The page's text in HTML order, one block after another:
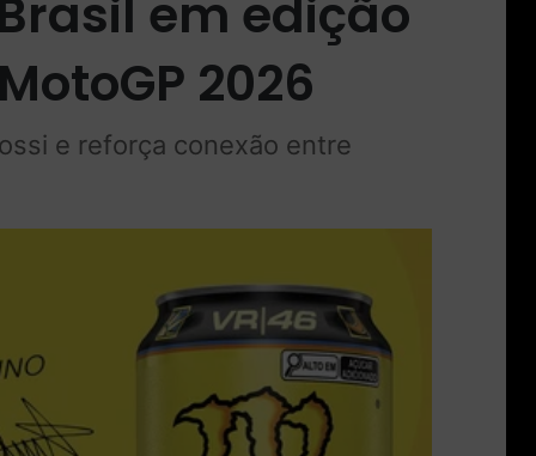
em edição
2026
e reforça conexão entre